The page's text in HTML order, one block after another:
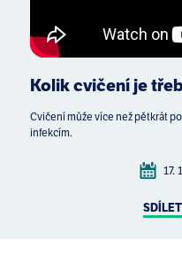
Kolik cvičení je
Cvičení může více než pětkrát
infekcím.
17.